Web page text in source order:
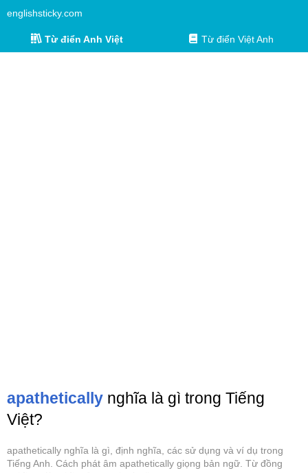
englishsticky.com
Từ điển Anh Việt Từ điển Việt Anh
apathetically nghĩa là gì trong Tiếng
Việt?
apathetically nghĩa là gì, định nghĩa, các sử dụng và ví dụ trong
Tiếng Anh. Cách phát âm apathetically giọng bản ngữ. Từ đồng